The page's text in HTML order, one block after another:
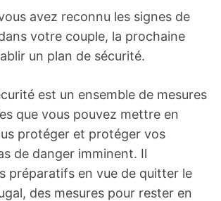
avez reconnu les signes de
votre couple, la prochaine
un plan de sécurité.
est un ensemble de mesures
que vous pouvez mettre en
protéger et protéger vos
de danger imminent. Il
préparatifs en vue de quitter le
des mesures pour rester en